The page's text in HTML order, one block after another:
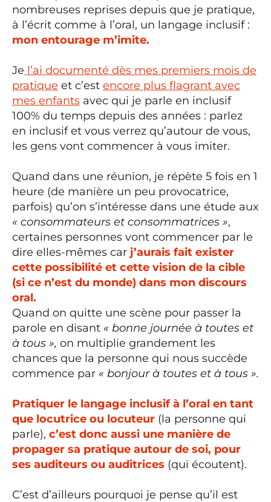
nombreuses reprises depuis que je pratique,
à l’écrit comme à l’oral, un langage inclusif :
mon entourage m’imite.
Je l’ai documenté dès mes premiers mois de
pratique et c’est encore plus flagrant avec
mes enfants avec qui je parle en inclusif
100% du temps depuis des années : parlez
en inclusif et vous verrez qu’autour de vous,
les gens vont commencer à vous imiter.
Quand dans une réunion, je répète 5 fois en 1
heure (de manière un peu provocatrice,
parfois) qu’on s’intéresse dans une étude aux
« consommateurs et consommatrices »,
certaines personnes vont commencer par le
dire elles-mêmes car j’aurais fait exister
cette possibilité et cette vision de la cible
(si ce n’est du monde) dans mon discours
oral.
Quand on quitte une scène pour passer la
parole en disant « bonne journée à toutes et
à tous », on multiplie grandement les
chances que la personne qui nous succède
commence par « bonjour à toutes et à tous ».
Pratiquer le langage inclusif à l’oral en tant
que locutrice ou locuteur (la personne qui
parle), c’est donc aussi une manière de
propager sa pratique autour de soi, pour
ses auditeurs ou auditrices (qui écoutent).
C’est d’ailleurs pourquoi je pense qu’il est